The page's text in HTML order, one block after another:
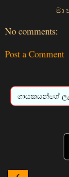
මා
No comments:
Post a Comment